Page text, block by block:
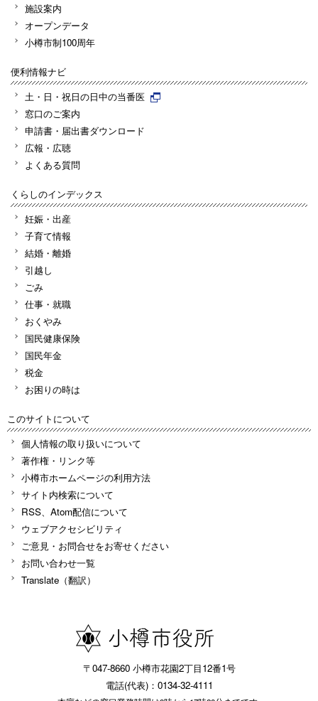
施設案内
オープンデータ
小樽市制100周年
便利情報ナビ
土・日・祝日の日中の当番医
窓口のご案内
申請書・届出書ダウンロード
広報・広聴
よくある質問
くらしのインデックス
妊娠・出産
子育て情報
結婚・離婚
引越し
ごみ
仕事・就職
おくやみ
国民健康保険
国民年金
税金
お困りの時は
このサイトについて
個人情報の取り扱いについて
著作権・リンク等
小樽市ホームページの利用方法
サイト内検索について
RSS、Atom配信について
ウェブアクセシビリティ
ご意見・お問合せをお寄せください
お問い合わせ一覧
Translate（翻訳）
〒047-8660 小樽市花園2丁目12番1号
電話(代表)：0134-32-4111